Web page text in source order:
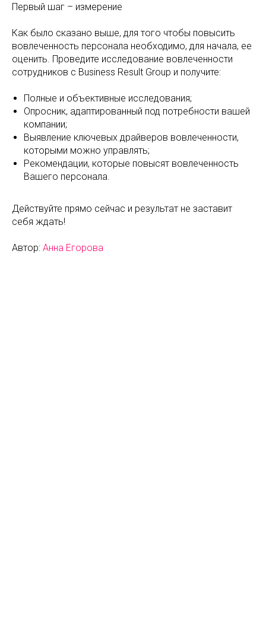
Первый шаг – измерение
Как было сказано выше, для того чтобы повысить
вовлеченность персонала необходимо, для начала, ее
оценить. Проведите исследование вовлеченности
сотрудников с Business Result Group и получите:
Полные и объективные исследования;
Опросник, адаптированный под потребности вашей
компании;
Выявление ключевых драйверов вовлеченности,
которыми можно управлять;
Рекомендации, которые повысят вовлеченность
Вашего персонала.
Действуйте прямо сейчас и результат не заставит
себя ждать!
Автор: Анна Егорова